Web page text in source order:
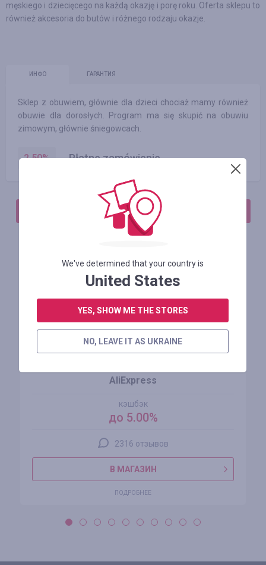
męskiego i dziecięcego na każdą okazję i porę roku. Oferta sklepu to
również akcesoria do butów i różnego rodzaju okazje.
ИНФО ГАРАНТИЯ
Sklep z obuwiem, głównie dla dzieci chociaż mamy również
obuwie dla dorosłych. Program ma się skupić na obuwiu
zimowym, głównie śniegowcach.
2.50% Płatne zamówienie
АВТОРИЗИРУЙТЕСЬ, ЧТОБЫ ОСТАВИТЬ ОТЗЫВ
Похожие магазины
AliExpress
кэшбэк
до 5.00%
2316 отзывов
В МАГАЗИН
ПОДРОБНЕЕ
We've determined that your country is
United States
YES, SHOW ME THE STORES
NO, LEAVE IT AS UKRAINE